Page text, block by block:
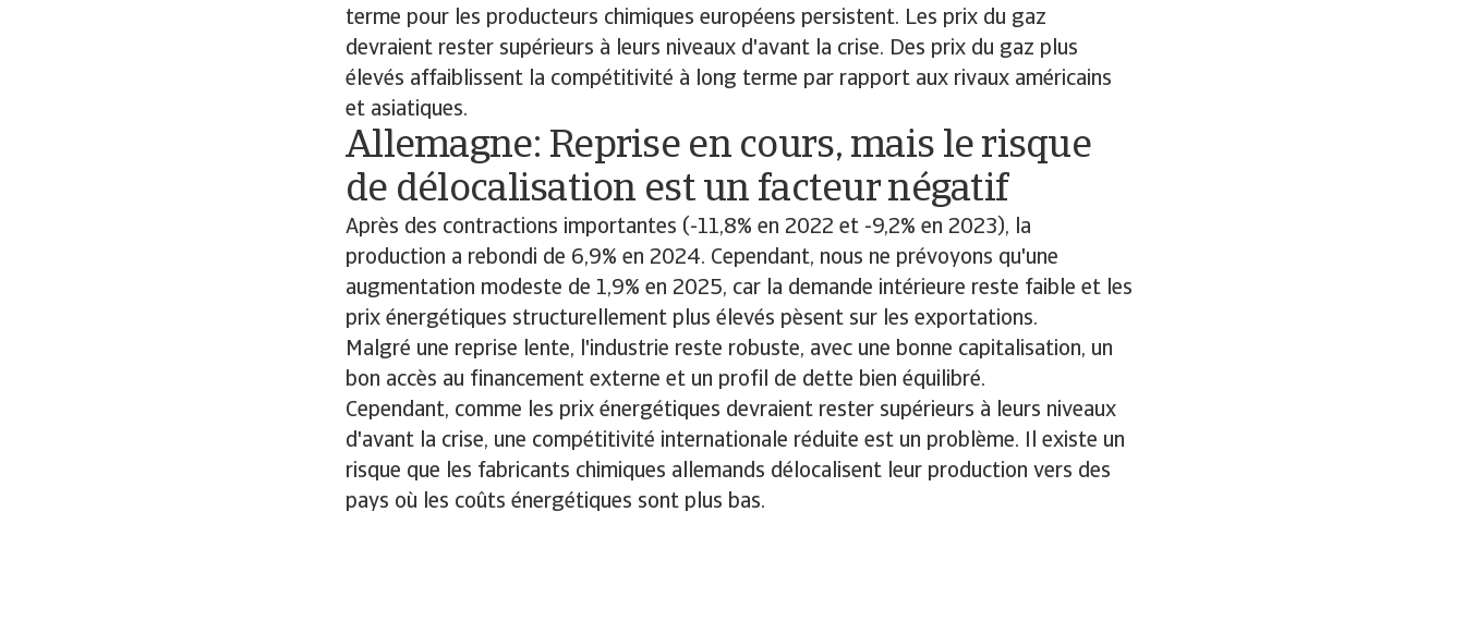
terme pour les producteurs chimiques européens persistent. Les prix du gaz
devraient rester supérieurs à leurs niveaux d'avant la crise. Des prix du gaz plus
élevés affaiblissent la compétitivité à long terme par rapport aux rivaux américains
et asiatiques.
Allemagne: Reprise en cours, mais le risque
de délocalisation est un facteur négatif
Après des contractions importantes (-11,8% en 2022 et -9,2% en 2023), la
production a rebondi de 6,9% en 2024. Cependant, nous ne prévoyons qu'une
augmentation modeste de 1,9% en 2025, car la demande intérieure reste faible et les
prix énergétiques structurellement plus élevés pèsent sur les exportations.
Malgré une reprise lente, l'industrie reste robuste, avec une bonne capitalisation, un
bon accès au financement externe et un profil de dette bien équilibré.
Cependant, comme les prix énergétiques devraient rester supérieurs à leurs niveaux
d'avant la crise, une compétitivité internationale réduite est un problème. Il existe un
risque que les fabricants chimiques allemands délocalisent leur production vers des
pays où les coûts énergétiques sont plus bas.